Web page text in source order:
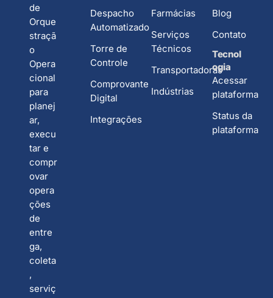
de
Orque
straçã
o
Opera
cional
para
planej
ar,
execu
tar e
compr
ovar
opera
ções
de
entre
ga,
coleta
,
serviç
Despacho
Automatizado
Torre de
Controle
Comprovante
Digital
Integrações
Farmácias
Serviços
Técnicos
Transportadoras
Indústrias
Blog
Contato
Tecnol
ogia
Acessar
plataforma
Status da
plataforma